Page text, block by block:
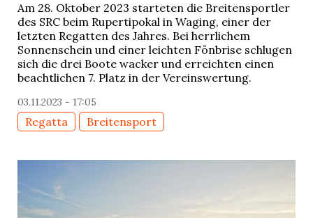
Am 28. Oktober 2023 starteten die Breitensportler
des SRC beim Rupertipokal in Waging, einer der
letzten Regatten des Jahres. Bei herrlichem
Sonnenschein und einer leichten Fönbrise schlugen
sich die drei Boote wacker und erreichten einen
beachtlichen 7. Platz in der Vereinswertung.
03.11.2023 - 17:05
Regatta Breitensport